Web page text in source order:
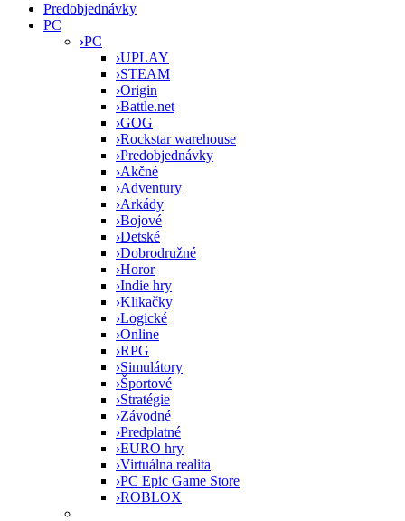
Predobjednávky
PC
›PC
›UPLAY
›STEAM
›Origin
›Battle.net
›GOG
›Rockstar warehouse
›Predobjednávky
›Akčné
›Adventury
›Arkády
›Bojové
›Detské
›Dobrodružné
›Horor
›Indie hry
›Klikačky
›Logické
›Online
›RPG
›Simulátory
›Športové
›Stratégie
›Závodné
›Predplatné
›EURO hry
›Virtuálna realita
›PC Epic Game Store
›ROBLOX